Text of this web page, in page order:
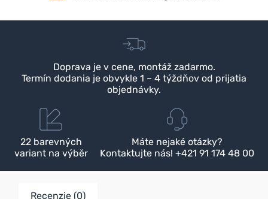
Doprava je v cene, montáž zadarmo.
Termín dodania je obvykle 1 – 4 týždňov od prijatia
objednávky.
22 barevných
variant na výběr
Máte nejaké otázky?
Kontaktujte nás! +421 91 174 48 00
Recenzie (0)